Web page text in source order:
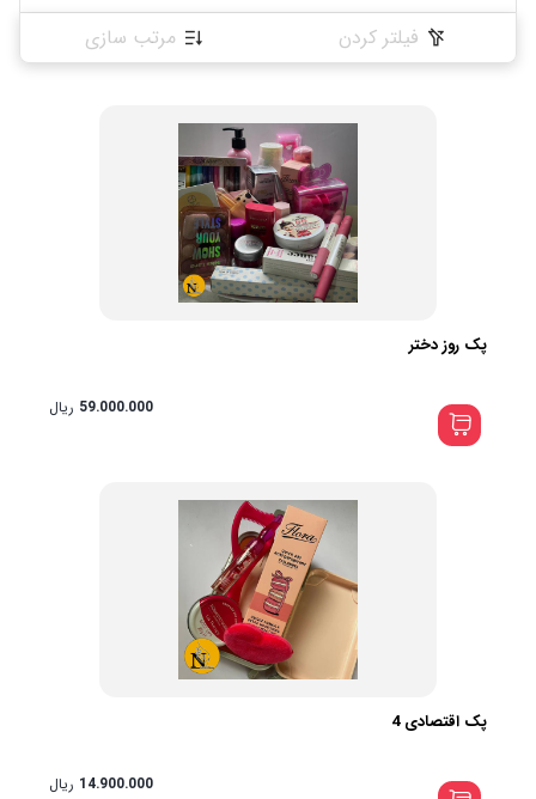
فیلتر کردن مرتب سازی
پک روز دختر
59.000.000 ریال
پک اقتصادی 4
14.900.000 ریال